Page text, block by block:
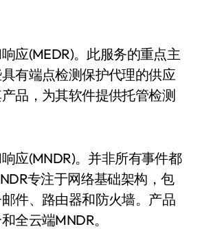
应(MEDR)。此服务的重点主
有端点检测保护代理的供应
品，为其软件提供托管检测
应(MNDR)。并非所有事件都
专注于网络基础架构，包
件、路由器和防火墙。产品
全云端MNDR。